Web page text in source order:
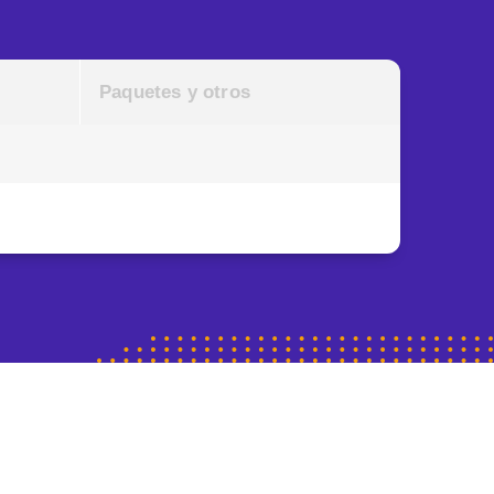
Paquetes y otros